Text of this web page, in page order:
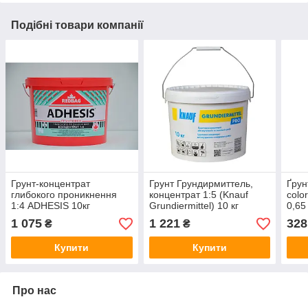
Подібні товари компанії
Грунт-концентрат
глибокого проникнення
1:4 ADHESIS 10кг
1 075 ₴
Купити
Грунт Грундирмиттель,
концентрат 1:5 (Knauf
Grundiermittel) 10 кг
1 221₴
Купити
0,65
328
Про нас